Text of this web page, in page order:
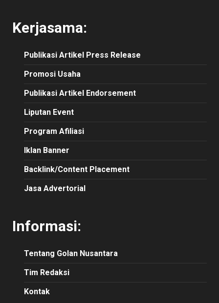
Kerjasama:
Publikasi Artikel Press Release
Promosi Usaha
Publikasi Artikel Endorsement
Liputan Event
Program Afiliasi
Iklan Banner
Backlink/Content Placement
Jasa Advertorial
Informasi:
Tentang Golan Nusantara
Tim Redaksi
Kontak